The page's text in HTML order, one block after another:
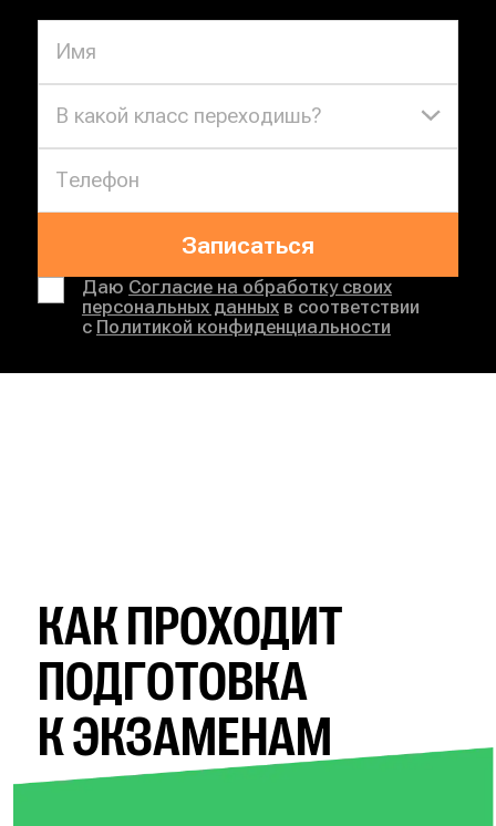
В какой класс переходишь?
Записаться
Даю Согласие на обработку своих
персональных данныхв соответствии
с Политикой конфиденциальности
КАК ПРОХОДИТ
ПОДГОТОВКА
К ЭКЗАМЕНАМ